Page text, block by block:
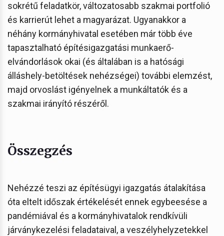
sokrétű feladatkör, változatosabb szakmai portfolió
és karrierút lehet a magyarázat. Ugyanakkor a
néhány kormányhivatal esetében már több éve
tapasztalható építésigazgatási munkaerő-
elvándorlások okai (és általában is a hatósági
álláshely-betöltések nehézségei) további elemzést,
majd orvoslást igényelnek a munkáltatók és a
szakmai irányító részéről.
Összegzés
Nehézzé teszi az építésügyi igazgatás átalakítása
óta eltelt időszak értékelését ennek egybeesése a
pandémiával és a kormányhivatalok rendkívüli
járványkezelési feladataival, a veszélyhelyzetekkel